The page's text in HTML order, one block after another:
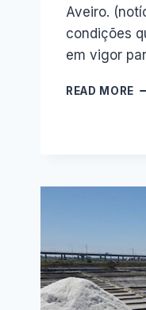
Aveiro.
condições
em vigor
READ MORE
8